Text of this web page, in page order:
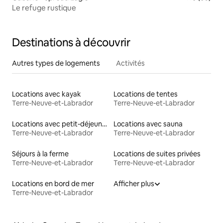
Le refuge rustique
Destinations à découvrir
Autres types de logements Activités
Locations avec kayak
Terre-Neuve-et-Labrador
Locations de tentes
Terre-Neuve-et-Labrador
Locations avec petit-déjeuner
Terre-Neuve-et-Labrador
Locations avec sauna
Terre-Neuve-et-Labrador
Séjours à la ferme
Terre-Neuve-et-Labrador
Locations de suites privées
Terre-Neuve-et-Labrador
Locations en bord de mer
Terre-Neuve-et-Labrador
Afficher plus